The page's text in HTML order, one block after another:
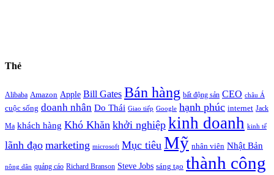
Thẻ
Alibaba Amazon Apple Bill Gates Bán hàng bất động sản CEO châu Á
cuộc sống doanh nhân Do Thái Giao tiếp Google hạnh phúc internet Jack
Ma khách hàng Khó Khăn khởi nghiệp kinh doanh kinh tế
lãnh đạo marketing microsoft Mục tiêu Mỹ nhân viên Nhật Bản
nông dân quảng cáo Richard Branson Steve Jobs sáng tạo thành công